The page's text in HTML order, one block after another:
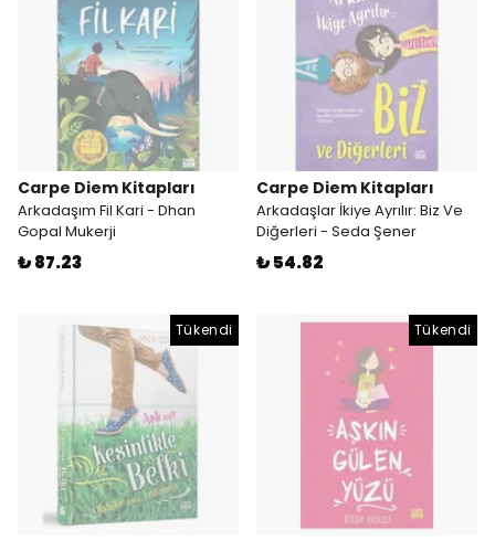
Carpe Diem Kitapları
Arkadaşım Fil Kari - Dhan
Gopal Mukerji
₺ 87.23
Carpe Diem Kitapları
Arkadaşlar İkiye Ayrılır: Biz Ve
Diğerleri - Seda Şener
₺ 54.82
Tükendi Tükendi